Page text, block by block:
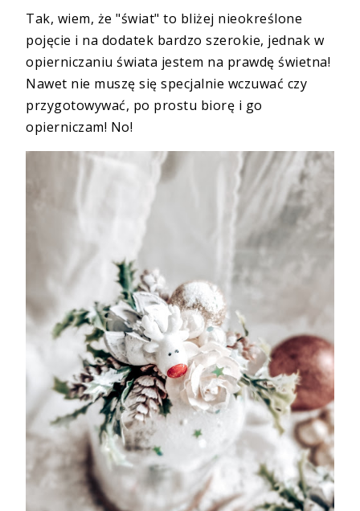
Tak, wiem, że "świat" to bliżej nieokreślone
pojęcie i na dodatek bardzo szerokie, jednak w
opierniczaniu świata jestem na prawdę świetna!
Nawet nie muszę się specjalnie wczuwać czy
przygotowywać, po prostu biorę i go
opierniczam! No!